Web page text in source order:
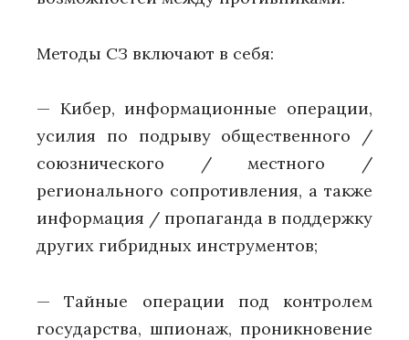
Методы СЗ включают в себя:
— Кибер, информационные операции,
усилия по подрыву общественного /
союзнического / местного /
регионального сопротивления, а также
информация / пропаганда в поддержку
других гибридных инструментов;
— Тайные операции под контролем
государства, шпионаж, проникновение